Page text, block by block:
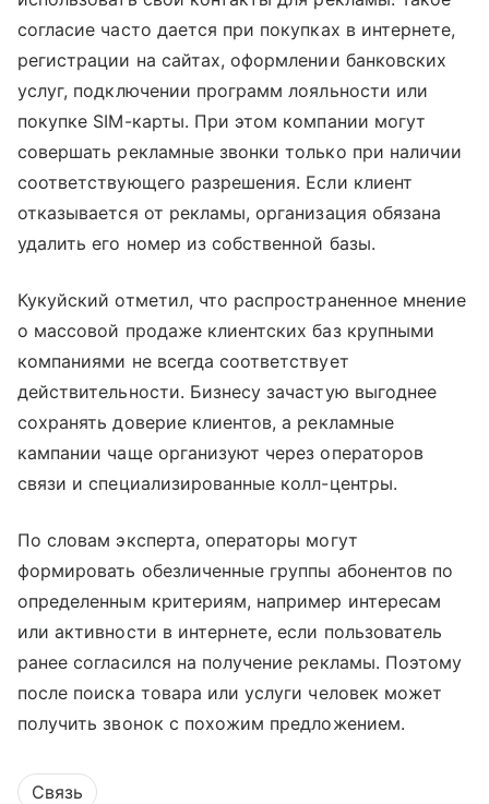
согласие часто дается при покупках в интернете,
регистрации на сайтах, оформлении банковских
услуг, подключении программ лояльности или
покупке SIM-карты. При этом компании могут
совершать рекламные звонки только при наличии
соответствующего разрешения. Если клиент
отказывается от рекламы, организация обязана
удалить его номер из собственной базы.
Кукуйский отметил, что распространенное мнение
о массовой продаже клиентских баз крупными
компаниями не всегда соответствует
действительности. Бизнесу зачастую выгоднее
сохранять доверие клиентов, а рекламные
кампании чаще организуют через операторов
связи и специализированные колл-центры.
По словам эксперта, операторы могут
формировать обезличенные группы абонентов по
определенным критериям, например интересам
или активности в интернете, если пользователь
ранее согласился на получение рекламы. Поэтому
после поиска товара или услуги человек может
получить звонок с похожим предложением.
Связь